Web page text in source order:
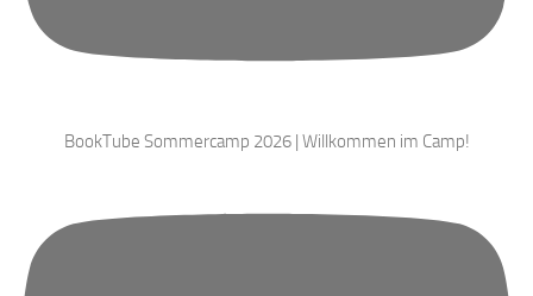
BookTube Sommercamp 2026 | Willkommen im Camp!